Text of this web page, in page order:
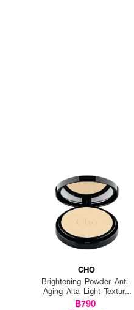
CHO
Brightening Powder Anti-
Aging Alta Light Texture
Vitamin E
฿790